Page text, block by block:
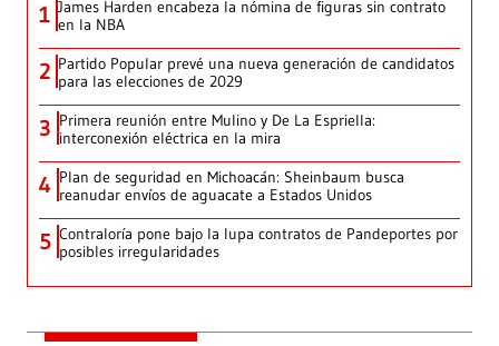
1 James Harden encabeza la nómina de figuras sin contrato
en la NBA
2 Partido Popular prevé una nueva generación de candidatos
para las elecciones de 2029
3 Primera reunión entre Mulino y De La Espriella:
interconexión eléctrica en la mira
4 Plan de seguridad en Michoacán: Sheinbaum busca
reanudar envíos de aguacate a Estados Unidos
5 Contraloría pone bajo la lupa contratos de Pandeportes por
posibles irregularidades